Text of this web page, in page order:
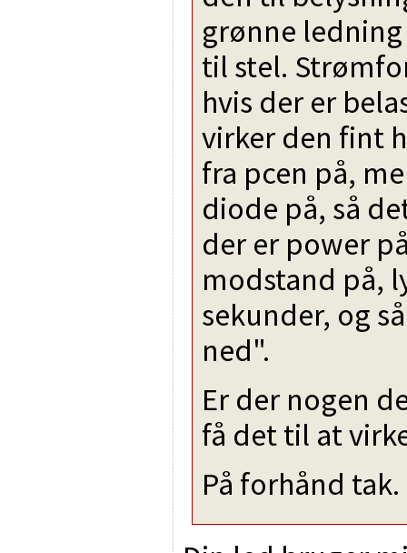
grønne
til stel.
hvis der er
virker den fint
fra pcen på,
diode på, så
der er power
modstand på,
sekunder, og
ned".
Er der nogen
få det til at
På forhånd tak.